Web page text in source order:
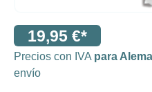
19,95 €*
Precios con IVA para
envío